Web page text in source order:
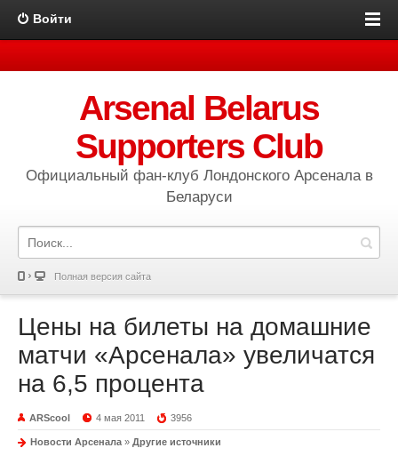
Войти
Arsenal Belarus
Supporters Club
Официальный фан-клуб Лондонского Арсенала в
Беларуси
Полная версия сайта
Цены на билеты на домашние
матчи «Арсенала» увеличатся
на 6,5 процента
ARScool 4 мая 2011 3956
Новости Арсенала » Другие источники